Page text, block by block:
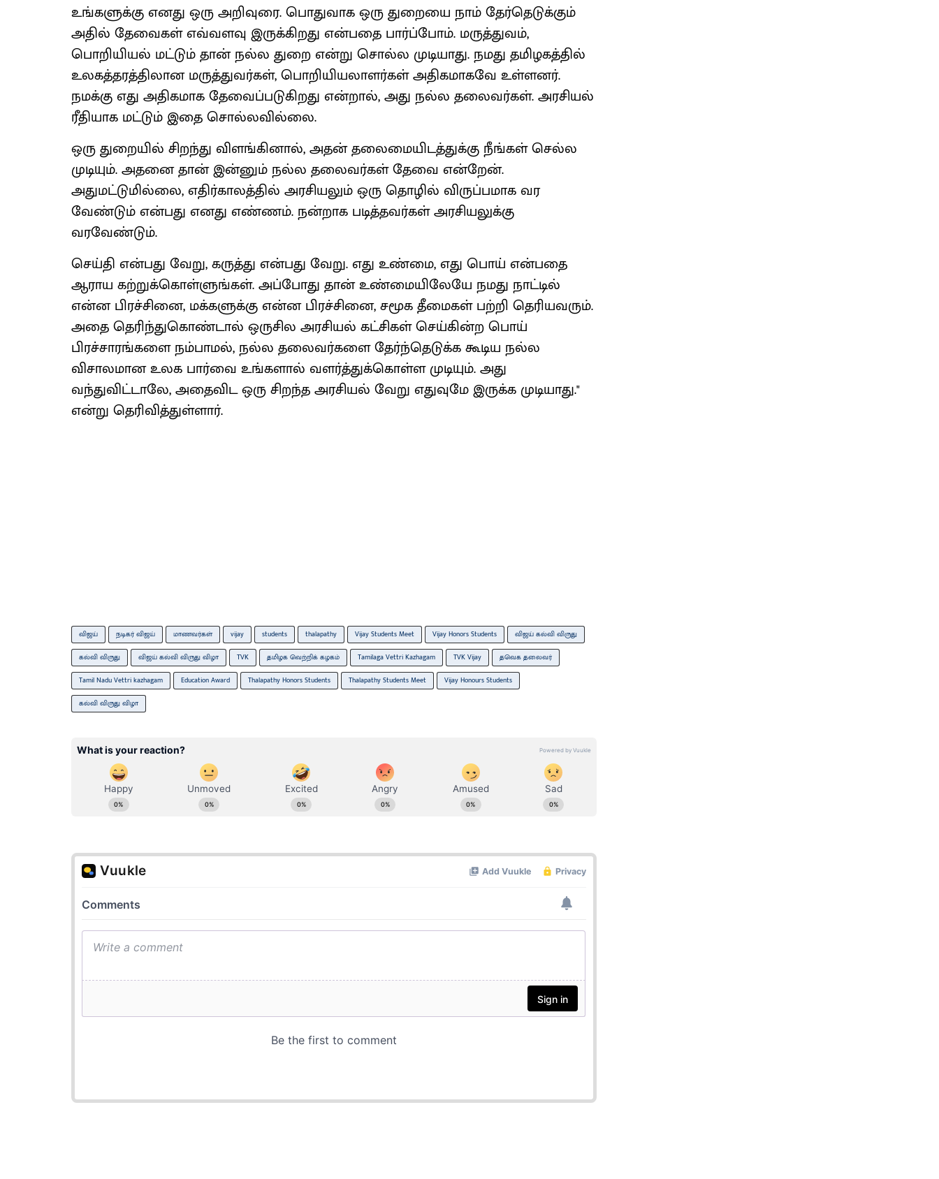
உங்களுக்கு எனது ஒரு அறிவுரை. பொதுவாக ஒரு துறையை நாம் தேர்தெடுக்கும்
அதில் தேவைகள் எவ்வளவு இருக்கிறது என்பதை பார்ப்போம். மருத்துவம்,
பொறியியல் மட்டும் தான் நல்ல துறை என்று சொல்ல முடியாது. நமது தமிழகத்தில்
உலகத்தரத்திலான மருத்துவர்கள், பொறியியலாளர்கள் அதிகமாகவே உள்ளனர்.
நமக்கு எது அதிகமாக தேவைப்படுகிறது என்றால், அது நல்ல தலைவர்கள். அரசியல்
ரீதியாக மட்டும் இதை சொல்லவில்லை.
ஒரு துறையில் சிறந்து விளங்கினால், அதன் தலைமையிடத்துக்கு நீங்கள் செல்ல
முடியும். அதனை தான் இன்னும் நல்ல தலைவர்கள் தேவை என்றேன்.
அதுமட்டுமில்லை, எதிர்காலத்தில் அரசியலும் ஒரு தொழில் விருப்பமாக வர
வேண்டும் என்பது எனது எண்ணம். நன்றாக படித்தவர்கள் அரசியலுக்கு
வரவேண்டும்.
செய்தி என்பது வேறு, கருத்து என்பது வேறு. எது உண்மை, எது பொய் என்பதை
ஆராய கற்றுக்கொள்ளுங்கள். அப்போது தான் உண்மையிலேயே நமது நாட்டில்
என்ன பிரச்சினை, மக்களுக்கு என்ன பிரச்சினை, சமூக தீமைகள் பற்றி தெரியவரும்.
அதை தெரிந்துகொண்டால் ஒருசில அரசியல் கட்சிகள் செய்கின்ற பொய்
பிரச்சாரங்களை நம்பாமல், நல்ல தலைவர்களை தேர்ந்தெடுக்க கூடிய நல்ல
விசாலமான உலக பார்வை உங்களால் வளர்த்துக்கொள்ள முடியும். அது
வந்துவிட்டாலே, அதைவிட ஒரு சிறந்த அரசியல் வேறு எதுவுமே இருக்க முடியாது."
என்று தெரிவித்துள்ளார்.
விஜய் நடிகர் விஜய் மாணவர்கள் vijay students thalapathy Vijay Students Meet Vijay Honors Students விஜய் கல்வி விருது
கல்வி விருது விஜய் கல்வி விருது விழா TVK தமிழக வெற்றிக் கழகம் Tamilaga Vettri Kazhagam TVK Vijay தவெக தலைவர்
Tamil Nadu Vettri kazhagam Education Award Thalapathy Honors Students Thalapathy Students Meet Vijay Honours Students
கல்வி விருது விழா